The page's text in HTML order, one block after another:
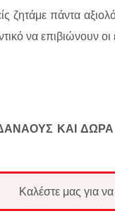
ζητάμε πάντα
να επιβιώνουν
ΚΑΙ
Καλέστε μας για